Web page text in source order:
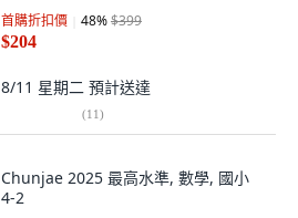
類型書, 國小 3-2, 數學
首購折扣價 48%$399
$204
8/11 星期二 預計送達
(11)
Chunjae 2025 最高水準, 數學, 國小
4-2